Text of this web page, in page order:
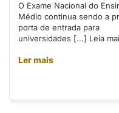
O Exame Nacional do
Médio continua sendo a
porta de entrada para
universidades [...] Leia
Ler mais